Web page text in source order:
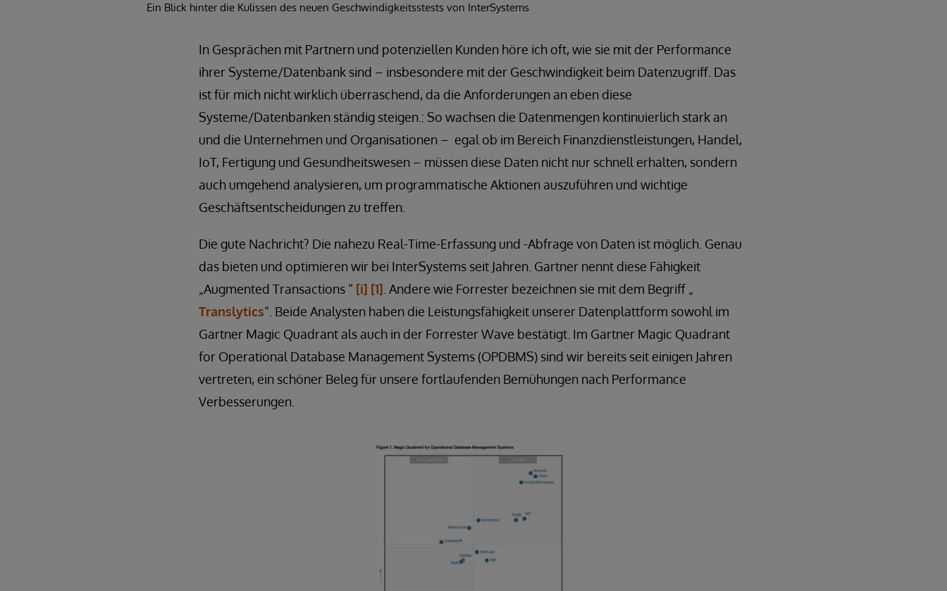
Ein Blick hinter die Kulissen des neuen Geschwindigkeitsstests von InterSystems
In Gesprächen mit Partnern und potenziellen Kunden höre ich oft, wie sie mit der Performance
ihrer Systeme/Datenbank sind – insbesondere mit der Geschwindigkeit beim Datenzugriff. Das
ist für mich nicht wirklich überraschend, da die Anforderungen an eben diese
Systeme/Datenbanken ständig steigen.: So wachsen die Datenmengen kontinuierlich stark an
und die Unternehmen und Organisationen – egal ob im Bereich Finanzdienstleistungen, Handel,
IoT, Fertigung und Gesundheitswesen – müssen diese Daten nicht nur schnell erhalten, sondern
auch umgehend analysieren, um programmatische Aktionen auszuführen und wichtige
Geschäftsentscheidungen zu treffen.
Die gute Nachricht? Die nahezu Real-Time-Erfassung und -Abfrage von Daten ist möglich. Genau
das bieten und optimieren wir bei InterSystems seit Jahren. Gartner nennt diese Fähigkeit
„Augmented Transactions “ [i] [1] . Andere wie Forrester bezeichnen sie mit dem Begriff „
Translytics“. Beide Analysten haben die Leistungsfähigkeit unserer Datenplattform sowohl im
Gartner Magic Quadrant als auch in der Forrester Wave bestätigt. Im Gartner Magic Quadrant
for Operational Database Management Systems (OPDBMS) sind wir bereits seit einigen Jahren
vertreten, ein schöner Beleg für unsere fortlaufenden Bemühungen nach Performance
Verbesserungen.